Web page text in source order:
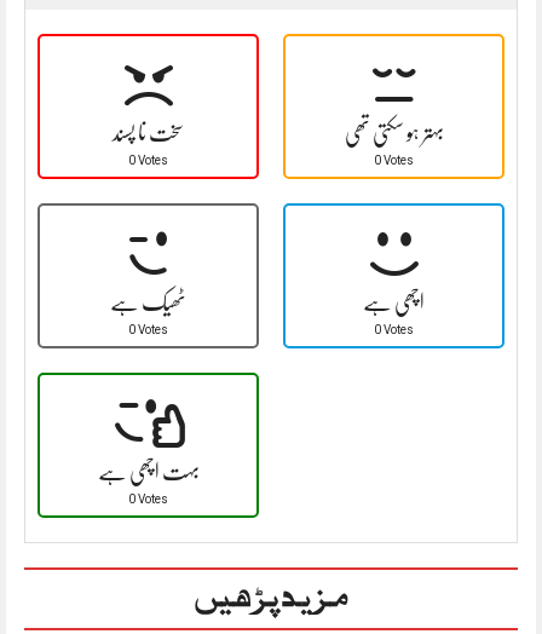
سخت نا پسند
0 Votes
بہتر ہو سکتی تھی
0 Votes
ٹھیک ہے
0 Votes
اچھی ہے
0 Votes
بہت اچھی ہے
0 Votes
مزید پڑھیں